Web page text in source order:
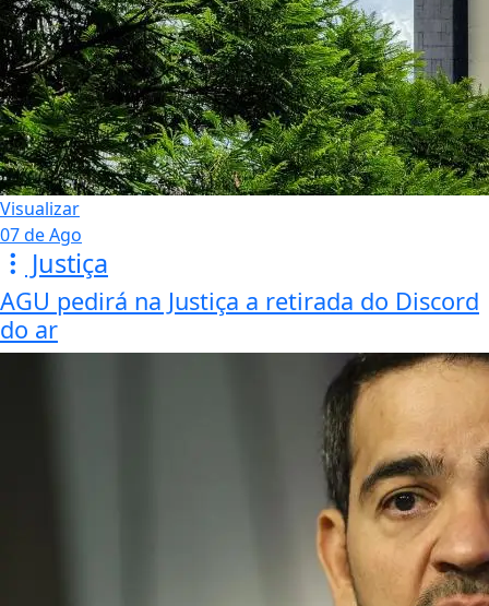
Visualizar
07 de Ago
Justiça
AGU pedirá na Justiça a retirada do Discord
do ar